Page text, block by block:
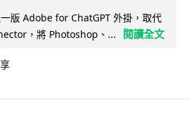
版 Adobe for ChatGPT 外掛，取代
，將 Photoshop、...
閱讀全文